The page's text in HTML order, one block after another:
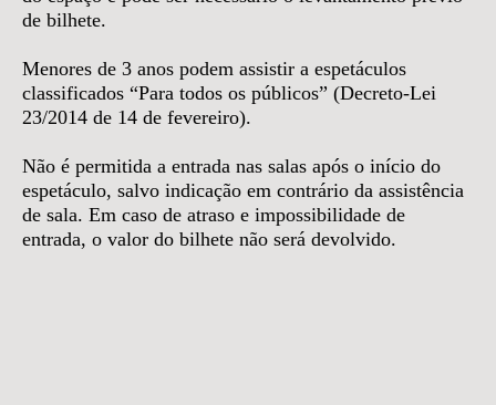
de bilhete.
Menores de 3 anos podem assistir a espetáculos
classificados “Para todos os públicos” (Decreto-Lei
23/2014 de 14 de fevereiro).
Não é permitida a entrada nas salas após o início do
espetáculo, salvo indicação em contrário da assistência
de sala. Em caso de atraso e impossibilidade de
entrada, o valor do bilhete não será devolvido.